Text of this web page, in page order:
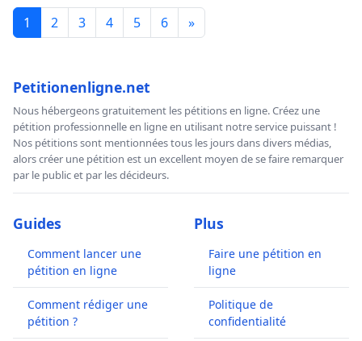
1 2 3 4 5 6 »
Petitionenligne.net
Nous hébergeons gratuitement les pétitions en ligne. Créez une
pétition professionnelle en ligne en utilisant notre service puissant !
Nos pétitions sont mentionnées tous les jours dans divers médias,
alors créer une pétition est un excellent moyen de se faire remarquer
par le public et par les décideurs.
Guides
Comment lancer une
pétition en ligne
Comment rédiger une
pétition ?
Plus
Faire une pétition en
ligne
Politique de
confidentialité